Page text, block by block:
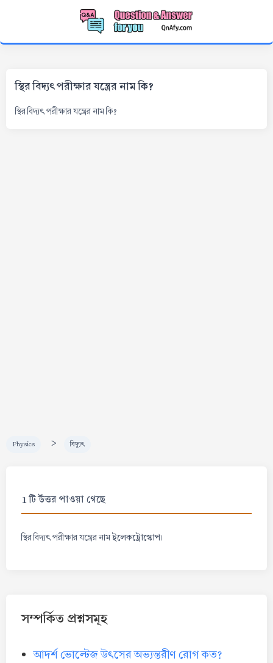
স্থির বিদ্যৎ পরীক্ষার যন্ত্রের নাম কি?
স্থির বিদ্যৎ পরীক্ষার যন্ত্রের নাম কি?
Physics > বিদ্যুৎ
1 টি উত্তর পাওয়া গেছে
স্থির বিদ্যৎ পরীক্ষার যন্ত্রের নামইলেকট্রোস্কোপ।
সম্পর্কিত প্রশ্নসমূহ
আদর্শ ভোল্টেজ উৎসের অভ্যন্তরীণ রোগ কত?